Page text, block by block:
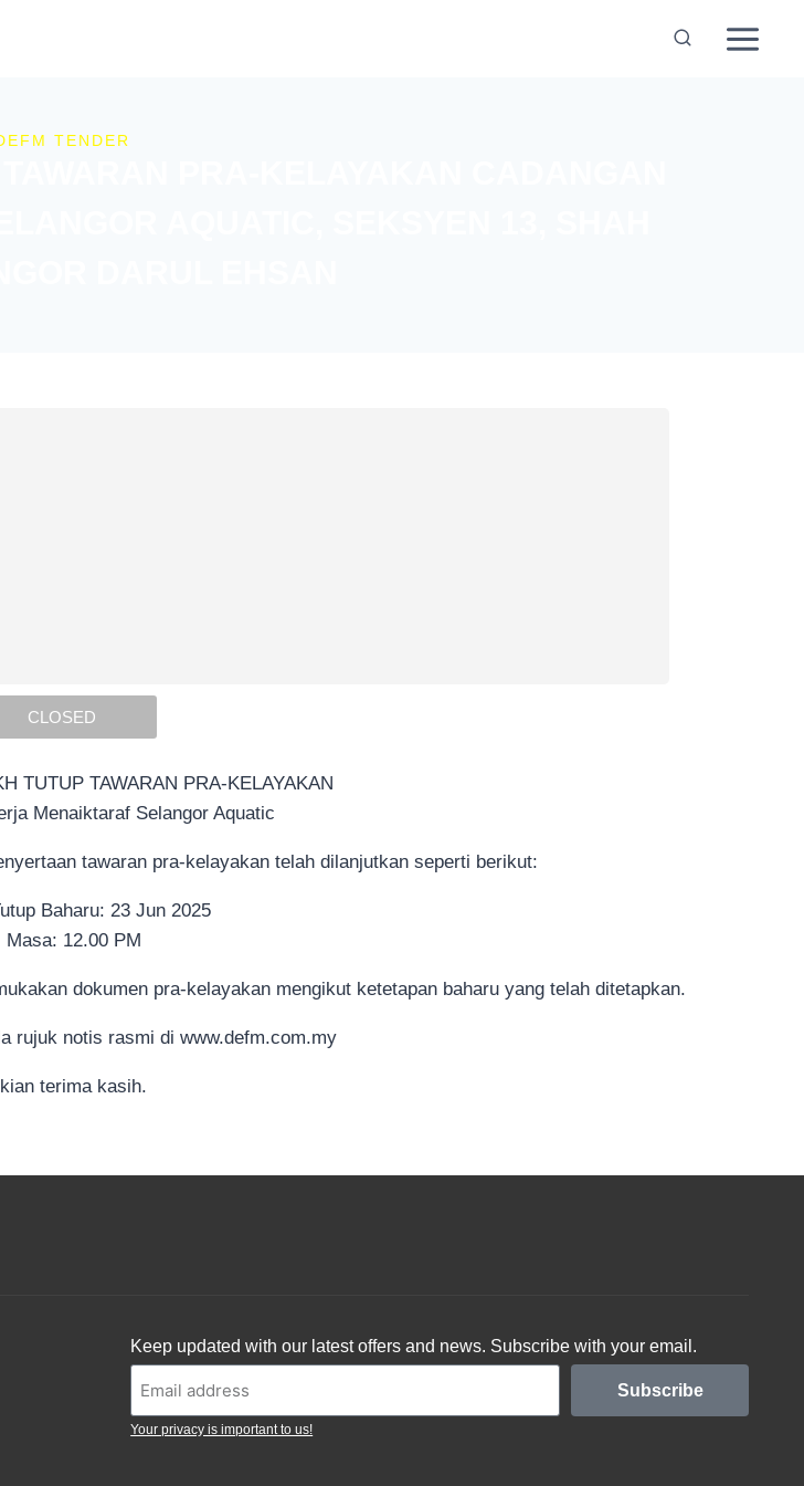
TENDER
CLOSED
TUTUP TAWARAN PRA-KELAYAKAN
Menaiktaraf Selangor Aquatic
tawaran pra-kelayakan telah dilanjutkan seperti berikut:
Baharu: 23 Jun 2025
Masa: 12.00 PM
dokumen pra-kelayakan mengikut ketetapan baharu yang telah ditetapkan.
rujuk notis rasmi di www.defm.com.my
terima kasih.
Keep updated with our latest offers and news. Subscribe with your email.
Subscribe
Your privacy is important to us!